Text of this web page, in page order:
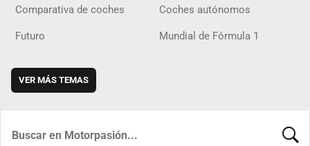
Comparativa de coches Coches autónomos
Futuro Mundial de Fórmula 1
VER MÁS TEMAS